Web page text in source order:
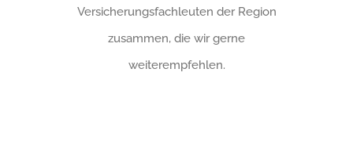
Versicherungsfachleuten der Region
zusammen, die wir gerne
weiterempfehlen.